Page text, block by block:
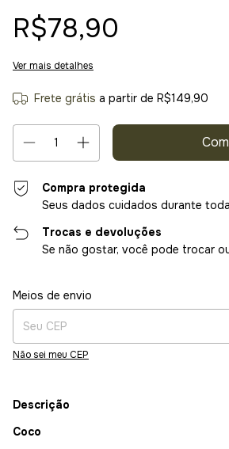
R$78,90
Ver mais detalhes
Frete grátis a partir de R$149,90
Compra protegida
Seus dados cuidados durante
Trocas e devoluções
Se não gostar, você pode trocar
Entregas para o CEP:
Meios de envio
Não sei meu CEP
Descrição
Coco